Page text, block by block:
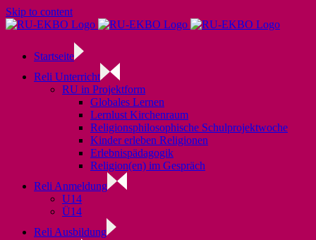
Skip to content
Startseite
Reli Unterricht
RU in Projektform
Globales Lernen
Lernlust Kirchenraum
Religionsphilosophische Schulprojektwoche
Kinder erleben Religionen
Erlebnispädagogik
Religion(en) im Gespräch
Reli Anmeldung
U14
Ü14
Reli Ausbildung